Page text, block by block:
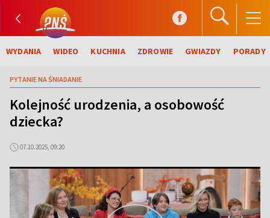
WYDANIA WIDEO KUCHNIA ZDROWIE GWIAZDY PORADY
PYTANIE NA ŚNIADANIE
Kolejność urodzenia, a osobowość
dziecka?
07.10.2025, 09:20